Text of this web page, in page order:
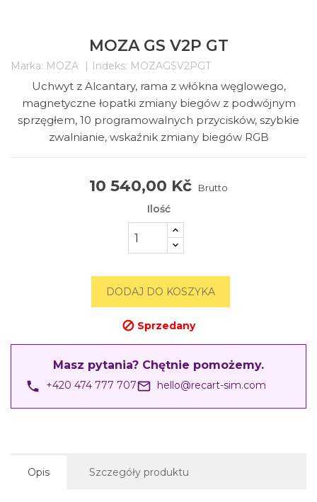
MOZA GS V2P GT
Marka: MOZA Indeks: MOZAGSV2PGT
Uchwyt z Alcantary, rama z włókna węglowego,
magnetyczne łopatki zmiany biegów z podwójnym
sprzęgłem, 10 programowalnych przycisków, szybkie
zwalnianie, wskaźnik zmiany biegów RGB
10 540,00 Kč Brutto
Ilość
DODAJ DO KOSZYKA
 Sprzedany
Masz pytania? Chętnie pomożemy.
phone +420 474 777 707mail_outline hello@recart-sim.com
Opis Szczegóły produktu